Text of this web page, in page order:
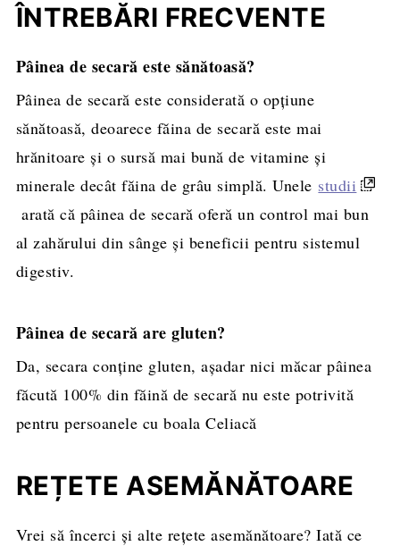
ÎNTREBĂRI FRECVENTE
Pâinea de secară este sănătoasă?
Pâinea de secară este considerată o opțiune
sănătoasă, deoarece făina de secară este mai
hrănitoare și o sursă mai bună de vitamine și
minerale decât făina de grâu simplă. Unele studii
arată că pâinea de secară oferă un control mai bun
al zahărului din sânge și beneficii pentru sistemul
digestiv.
Pâinea de secară are gluten?
Da, secara conține gluten, așadar nici măcar pâinea
făcută 100% din făină de secară nu este potrivită
pentru persoanele cu boala Celiacă
REȚETE ASEMĂNĂTOARE
Vrei să încerci și alte rețete asemănătoare? Iată ce